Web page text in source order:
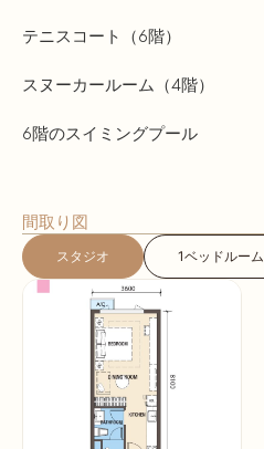
テニスコート（6階）
スヌーカールーム（4階）
6階のスイミングプール
間取り図
スタジオ 1ベッドルーム